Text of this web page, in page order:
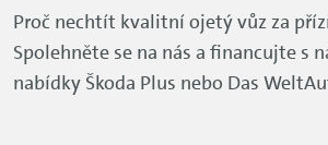
Proč nechtít kvalitní ojetý vůz za
Spolehněte se na nás a financujte s
nabídky Škoda Plus nebo Das